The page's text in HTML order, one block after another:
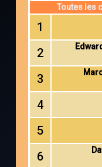
Toutes les
1
2
3
4
5
6